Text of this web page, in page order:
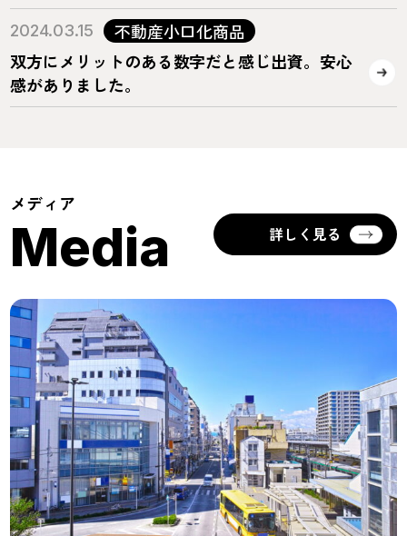
2024.03.15
不動産小口化商品
双方にメリットのある数字だと感じ出資。安心
感がありました。
メディア
Media 詳しく見る